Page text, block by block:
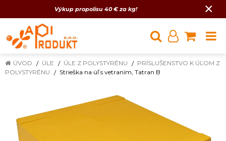
Výkup propolisu 40 € za kg! ×
ÚVOD ÚLE ÚLE Z POLYSTYRÉNU
PRÍSLUŠENSTVO K ÚĽOM Z
POLYSTYRÉNU
Strieška na úľ s vetraním, Tatran B